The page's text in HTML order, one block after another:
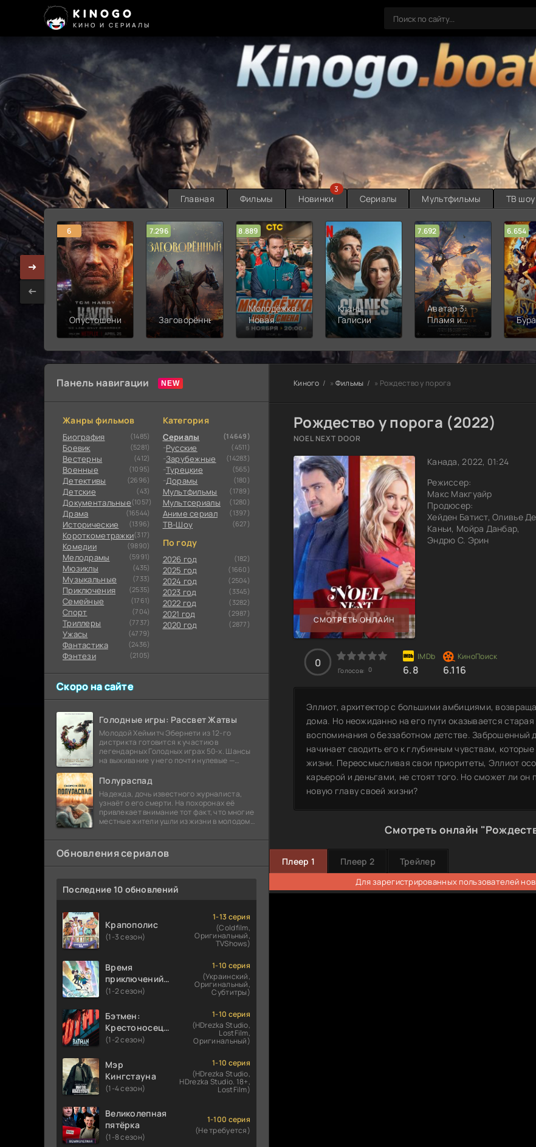
KINOGO
КИНО И СЕРИАЛЫ
Главная Фильмы Новинки
3
Сериалы Мультфильмы ТВ шоу
6
Опустошение
7.296
Заговорённый
8.889
Молодёжка:
Новая
смена
Кланы
Галисии
7.692
Аватар 3:
Пламя и
пепел
6.654
Панель навигации
Жанры фильмов
Биография (1485)
Боевик (5281)
Вестерны (412)
Военные (1095)
Детективы (2696)
Детские (43)
Документальные(1057)
Драма (16544)
Исторические (1396)
Короткометражки(317)
Комедии (9890)
Мелодрамы (5991)
Мюзиклы (435)
Музыкальные (733)
Приключения (2535)
Семейные (1761)
Cпорт (704)
Триллеры (7737)
Ужасы (4779)
Фантастика (2436)
Фэнтези (2105)
Категория
Сериалы (14649)
Русские (4511)
Зарубежные (14283)
Турецкие (565)
Дорамы (180)
Мультфильмы (1789)
Мультсериалы (1280)
Аниме сериал (1397)
ТВ-Шоу (627)
По году
2026 год (182)
2025 год (1660)
2024 год (2504)
2023 год (3345)
2022 год (3282)
2021 год (2987)
2020 год (2877)
Скоро на сайте
Голодные игры: Рассвет Жатвы
Молодой Хеймитч Эбернети из 12-го
дистрикта готовится к участию в
легендарных Голодных играх 50-х. Шансы
на выживание у него почти нулевые —
победу еще сорок
Полураспад
Надежда, дочь известного журналиста,
узнаёт о его смерти. На похоронах её
привлекает внимание тот факт, что многие
местные жители ушли из жизни в молодом
бомбы
Обновления сериалов
Последние 10 обновлений
Крапополис
(1-3 сезон)
1-13 серия
(Coldfilm,
Оригинальный,
TVShows)
Время
приключений:
Фионна и Кейк
(1-2 сезон)
1-10 серия
(Украинский,
Оригинальный,
Субтитры)
Бэтмен:
Крестоносец в
плаще
(1-2 сезон)
1-10 серия
(HDrezka Studio,
LostFilm,
Оригинальный)
Мэр
Кингстауна
(1-4 сезон)
1-10 серия
(HDrezka Studio,
HDrezka Studio. 18+,
LostFilm)
Великолепная
пятёрка
(1-8 сезон)
1-100 серия
(Не требуется)
Киного » Фильмы » Рождество у порога
Рождество у порога (2022)
NOEL NEXT DOOR
СМОТРЕТЬ ОНЛАЙН
Канада, 2022, 01:24
Режиссер:
Макс Макгуайр
Продюсер:
Хейден Батист, Оливье Де
Каньи, Мойра Данбар,
Эндрю С. Эрин
0
Голосов: 0 6.8 6.116
Эллиот, архитектор с большими амбициями,
дома. Но неожиданно на его пути оказывается
воспоминания о беззаботном детстве. Заброшенный
начинает сводить его к глубинным чувствам,
жизни. Переосмысливая свои приоритеты, Эллиот
карьерой и деньгами, не стоят того. Но сможет ли он
новую главу своей жизни?
Смотреть онлайн
Плеер 1 Плеер 2 Трейлер
Для зарегистрированных пользователей